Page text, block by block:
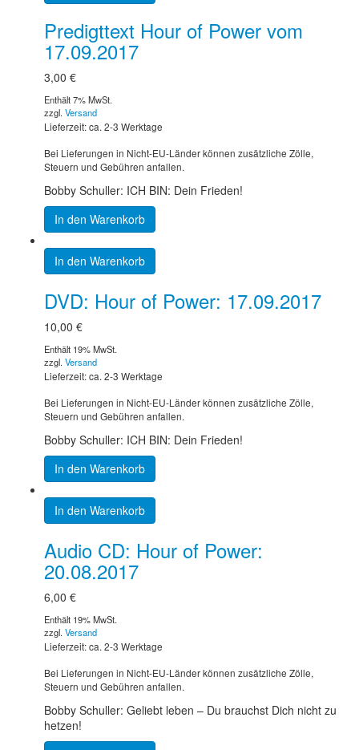
Predigttext Hour of Power vom
17.09.2017
3,00 €
Enthält 7% MwSt.
zzgl.Versand
Lieferzeit: ca. 2-3 Werktage
Bei Lieferungen in Nicht-EU-Länder können zusätzliche Zölle,
Steuern und Gebühren anfallen.
Bobby Schuller: ICH BIN: Dein Frieden!
In den Warenkorb
In den Warenkorb
DVD: Hour of Power: 17.09.2017
10,00 €
Enthält 19% MwSt.
zzgl. Versand
Lieferzeit: ca. 2-3 Werktage
Bei Lieferungen in Nicht-EU-Länder können zusätzliche Zölle,
Steuern und Gebühren anfallen.
Bobby Schuller: ICH BIN: Dein Frieden!
In den Warenkorb
In den Warenkorb
Audio CD: Hour of Power:
20.08.2017
6,00 €
Enthält 19% MwSt.
zzgl. Versand
Lieferzeit: ca. 2-3 Werktage
Bei Lieferungen in Nicht-EU-Länder können zusätzliche Zölle,
Steuern und Gebühren anfallen.
Bobby Schuller: Geliebt leben – Du brauchst Dich nicht zu
hetzen!